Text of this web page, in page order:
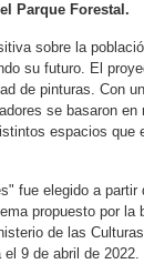
Parque Forestal.
sobre la
su futuro. El
de pinturas. Con
se basaron
espacios
fue elegido a
propuesto por la
de las
9 de abril de 2022.